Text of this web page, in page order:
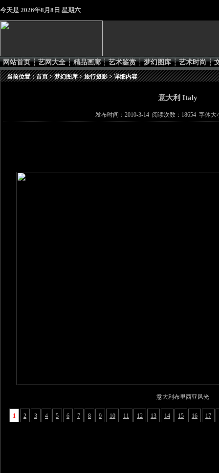
今天是 2026年8月8日 星期六
网站首页 ┆ 艺网大全 ┆ 精品画廊 ┆ 艺术鉴赏 ┆ 梦幻图库 ┆ 艺术时尚 ┆
当前位置：首页>梦幻图库>旅行摄影> 详细内容
意大利 Italy
发布时间：2010-3-14 阅读次数：18654 字体大
意大利布里西亚风光
1 2 3 4 5 6 7 8 9 10 11 12 13 14 15 16 17